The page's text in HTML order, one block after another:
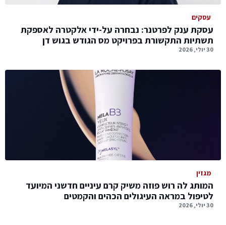
עסקים
עסקת ענק לפרטנר: נבחרה על-ידי אלקטרה לאספקת
תשתיות התקשורת בפרויקט מס הגודש בגוש דן
30 יולי, 2026
מגזין
המותג לה רוש פוזה משיק קרם עיניים חדשני המיועד
לטיפול במראה העיגולים הכהים והקמטים
30 יולי, 2026